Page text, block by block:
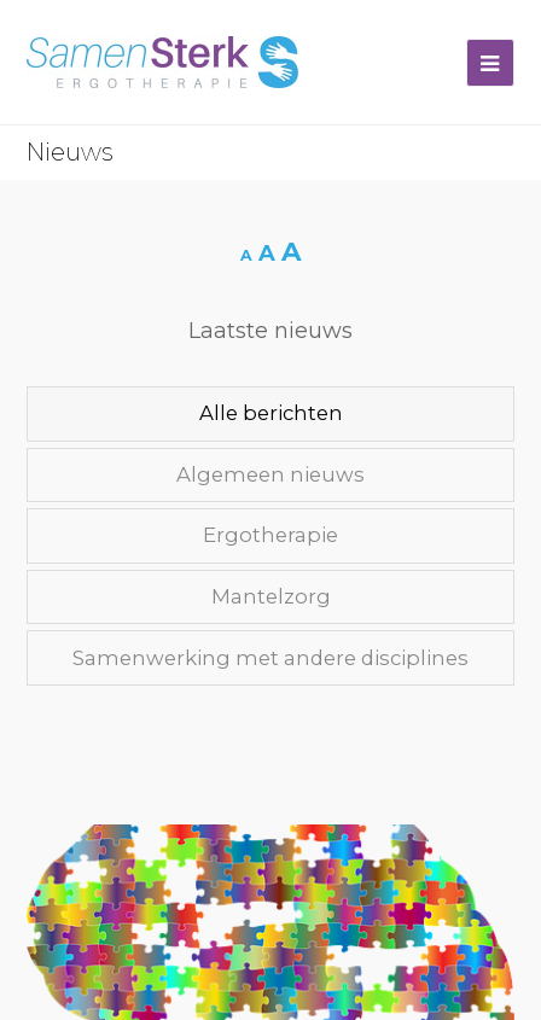
Nieuws
A A A
Laatste nieuws
Alle berichten
Algemeen nieuws
Ergotherapie
Mantelzorg
Samenwerking met andere disciplines